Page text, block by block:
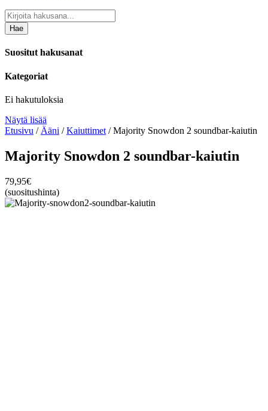
Hae
Suositut hakusanat
Kategoriat
Ei hakutuloksia
Näytä lisää
Etusivu / Ääni /Kaiuttimet / Majority Snowdon 2 soundbar-kaiutin
Majority Snowdon 2 soundbar-kaiutin
79,95€
(suositushinta)